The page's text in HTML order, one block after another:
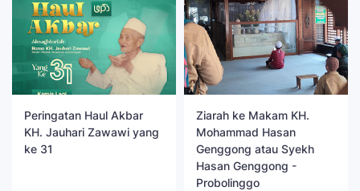
Peringatan Haul Akbar
KH. Jauhari Zawawi yang
ke 31
Ziarah ke Makam KH.
Mohammad Hasan
Genggong atau Syekh
Hasan Genggong -
Probolinggo